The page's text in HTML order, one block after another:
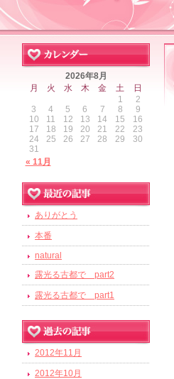
2026年8月
月
火 水 木 金 土 日
« 11月
1
2
3
4 5 6 7 8
9
10
11 12 13 14 15
16
17
18 19 20 21 22
23
24
25 26 27 28 29
30
31
ありがとう
本番
natural
露光る古都で part2
露光る古都で part1
2012年11月
2012年10月